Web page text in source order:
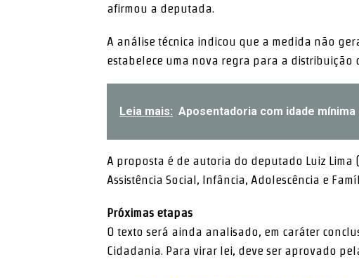
afirmou a deputada.
A análise técnica indicou que a medida não
estabelece uma nova regra para a distribuição
Leia mais: Aposentadoria com idade mínima
A proposta é de autoria do deputado Luiz Lima
Assistência Social, Infância, Adolescência e
Próximas etapas
O texto será ainda analisado, em caráter
Cidadania. Para virar lei, deve ser aprovado